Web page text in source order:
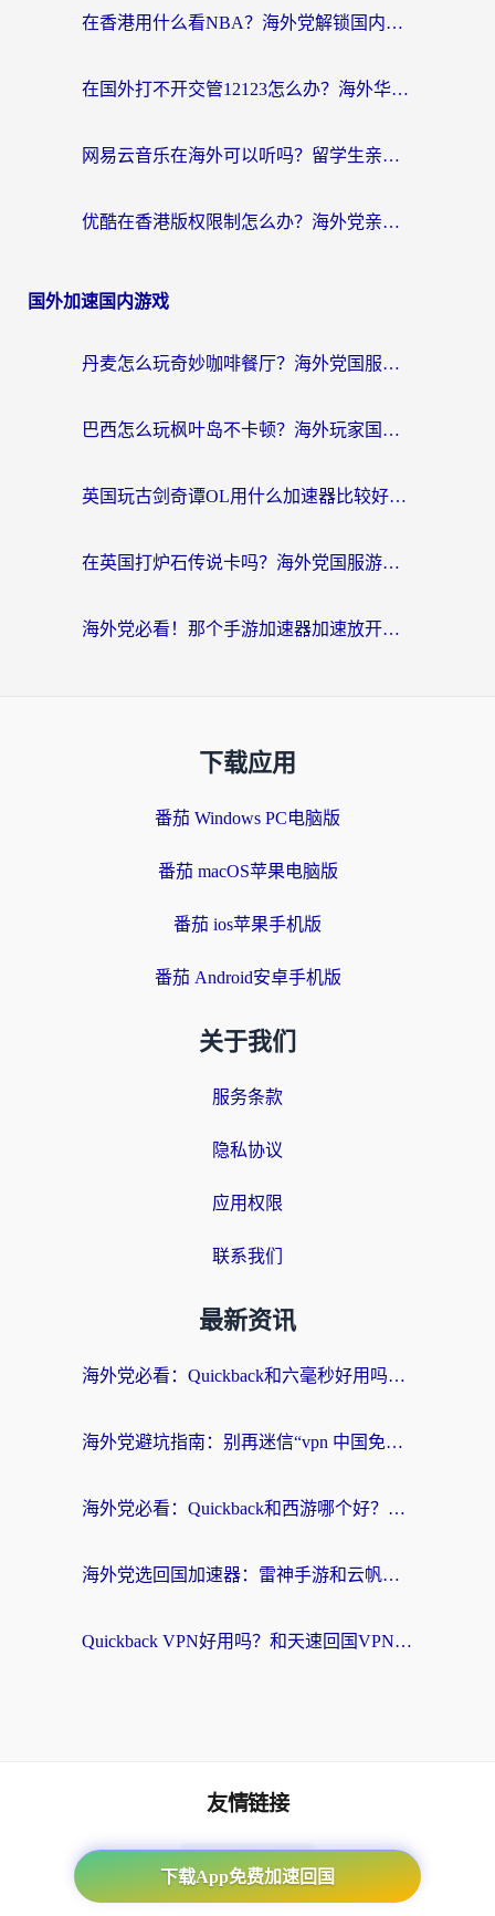
在香港用什么看NBA？海外党解锁国内体育直播的终极攻略
在国外打不开交管12123怎么办？海外华人必看的回国加速全攻略
网易云音乐在海外可以听吗？留学生亲测有效的回国加速方案
优酷在香港版权限制怎么办？海外党亲测有效的追剧加速方案
国外加速国内游戏
丹麦怎么玩奇妙咖啡餐厅？海外党国服游戏加速全攻略（附灌篮高手元气骑士实测）
巴西怎么玩枫叶岛不卡顿？海外玩家国服游戏加速器终极指南（含战双野兽领主提速秘籍）
英国玩古剑奇谭OL用什么加速器比较好？留学生亲测有效的国服游戏加速指南
在英国打炉石传说卡吗？海外党国服游戏不卡顿的终极指南
海外党必看！那个手游加速器加速放开那三国3最好？一篇解决国服游戏卡顿难题
下载应用
番茄 Windows PC电脑版
番茄 macOS苹果电脑版
番茄 ios苹果手机版
番茄 Android安卓手机版
关于我们
服务条款
隐私协议
应用权限
联系我们
最新资讯
海外党必看：Quickback和六毫秒好用吗？3步选对回国加速器，无缝刷国内剧玩游戏
海外党避坑指南：别再迷信“vpn 中国免费”，选对回国加速器才能无缝刷国内资源
海外党必看：Quickback和西游哪个好？3个维度教你选对回国加速器
海外党选回国加速器：雷神手游和云帆哪个好？附3组对比+避坑指南
Quickback VPN好用吗？和天速回国VPN对比哪个回国效果更好？海外党必看的真实体验指南
下载App免费加速回国
友情链接
海外回国加速器